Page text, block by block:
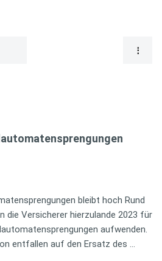
bleibt hoch Rund
die Versicherer hierzulande 2023 für
aufwenden.
entfallen auf den Ersatz des …